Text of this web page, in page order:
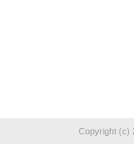
Copyright (c)